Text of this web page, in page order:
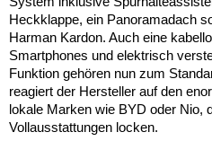
Heckklappe, ein Panoramadach
Harman Kardon. Auch eine
Smartphones und elektrisch
Funktion gehören nun zum
reagiert der Hersteller auf den
lokale Marken wie BYD oder Nio,
Vollausstattungen locken.